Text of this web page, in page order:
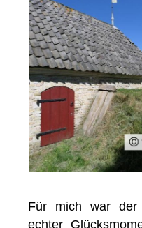
Für mich war der
echter